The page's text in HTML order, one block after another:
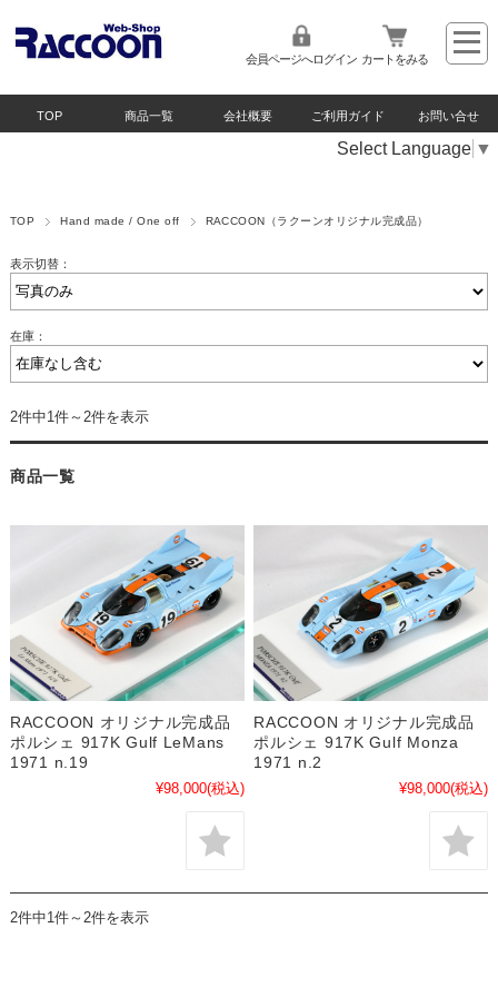
会員ページへログイン カートをみる
TOP 商品一覧 会社概要 ご利用ガイド お問い合せ
Select Language ▼
TOP Hand made / One off RACCOON（ラクーンオリジナル完成品）
表示切替：
在庫：
2件中1件～2件を表示
商品一覧
RACCOON オリジナル完成品
ポルシェ 917K Gulf LeMans
1971 n.19
¥98,000(税込)
RACCOON オリジナル完成品
ポルシェ 917K Gulf Monza
1971 n.2
¥98,000(税込)
2件中1件～2件を表示